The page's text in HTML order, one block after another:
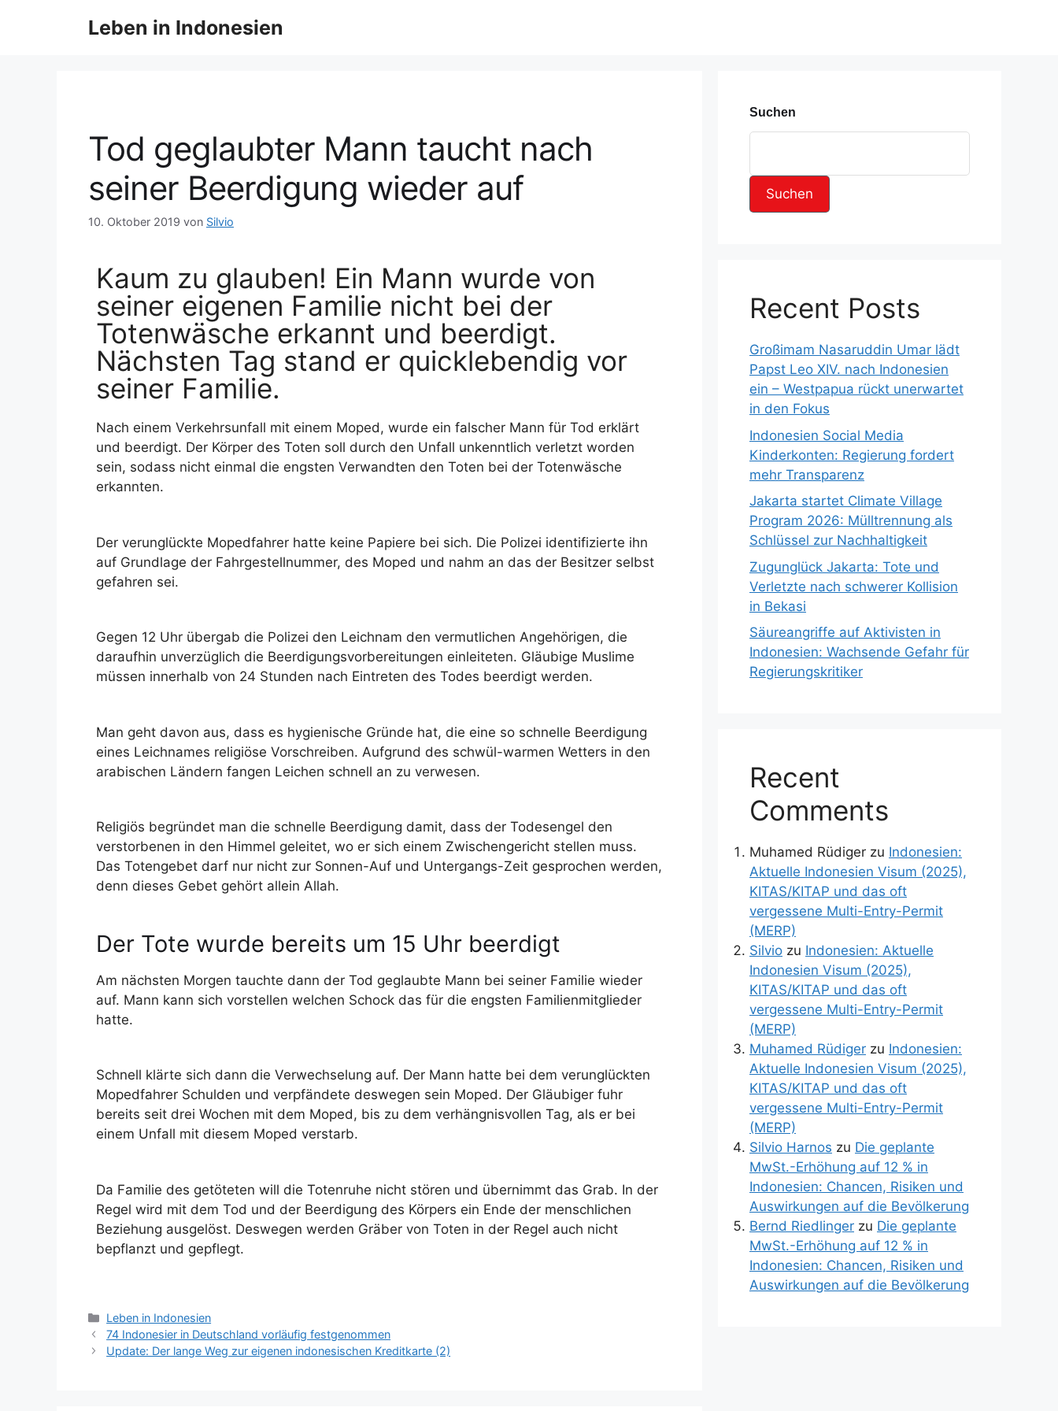
Leben in Indonesien
Tod geglaubter Mann taucht nach
seiner Beerdigung wieder auf
10. Oktober 2019 von Silvio
Kaum zu glauben! Ein Mann wurde von
seiner eigenen Familie nicht bei der
Totenwäsche erkannt und beerdigt.
Nächsten Tag stand er quicklebendig vor
seiner Familie.
Nach einem Verkehrsunfall mit einem Moped, wurde ein falscher Mann für Tod erklärt
und beerdigt. Der Körper des Toten soll durch den Unfall unkenntlich verletzt worden
sein, sodass nicht einmal die engsten Verwandten den Toten bei der Totenwäsche
erkannten.
Der verunglückte Mopedfahrer hatte keine Papiere bei sich. Die Polizei identifizierte ihn
auf Grundlage der Fahrgestellnummer, des Moped und nahm an das der Besitzer selbst
gefahren sei.
Gegen 12 Uhr übergab die Polizei den Leichnam den vermutlichen Angehörigen, die
daraufhin unverzüglich die Beerdigungsvorbereitungen einleiteten. Gläubige Muslime
müssen innerhalb von 24 Stunden nach Eintreten des Todes beerdigt werden.
Man geht davon aus, dass es hygienische Gründe hat, die eine so schnelle Beerdigung
eines Leichnames religiöse Vorschreiben. Aufgrund des schwül-warmen Wetters in den
arabischen Ländern fangen Leichen schnell an zu verwesen.
Religiös begründet man die schnelle Beerdigung damit, dass der Todesengel den
verstorbenen in den Himmel geleitet, wo er sich einem Zwischengericht stellen muss.
Das Totengebet darf nur nicht zur Sonnen-Auf und Untergangs-Zeit gesprochen werden,
denn dieses Gebet gehört allein Allah.
Der Tote wurde bereits um 15 Uhr beerdigt
Am nächsten Morgen tauchte dann der Tod geglaubte Mann bei seiner Familie wieder
auf. Mann kann sich vorstellen welchen Schock das für die engsten Familienmitglieder
hatte.
Schnell klärte sich dann die Verwechselung auf. Der Mann hatte bei dem verunglückten
Mopedfahrer Schulden und verpfändete deswegen sein Moped. Der Gläubiger fuhr
bereits seit drei Wochen mit dem Moped, bis zu dem verhängnisvollen Tag, als er bei
einem Unfall mit diesem Moped verstarb.
Da Familie des getöteten will die Totenruhe nicht stören und übernimmt das Grab. In der
Regel wird mit dem Tod und der Beerdigung des Körpers ein Ende der menschlichen
Beziehung ausgelöst. Deswegen werden Gräber von Toten in der Regel auch nicht
bepflanzt und gepflegt.
Leben in Indonesien
74 Indonesier in Deutschland vorläufig festgenommen
Update: Der lange Weg zur eigenen indonesischen Kreditkarte (2)
Suchen
Suchen
Recent Posts
Großimam Nasaruddin Umar lädt
Papst Leo XIV. nach Indonesien
ein – Westpapua rückt unerwartet
in den Fokus
Indonesien Social Media
Kinderkonten: Regierung fordert
mehr Transparenz
Jakarta startet Climate Village
Program 2026: Mülltrennung als
Schlüssel zur Nachhaltigkeit
Zugunglück Jakarta: Tote und
Verletzte nach schwerer Kollision
in Bekasi
Säureangriffe auf Aktivisten in
Indonesien: Wachsende Gefahr für
Regierungskritiker
Recent
Comments
Muhamed Rüdiger zu Indonesien:
Aktuelle Indonesien Visum (2025),
KITAS/KITAP und das oft
vergessene Multi-Entry-Permit
(MERP)
Silvio zu Indonesien: Aktuelle
Indonesien Visum (2025),
KITAS/KITAP und das oft
vergessene Multi-Entry-Permit
(MERP)
Muhamed Rüdiger zu Indonesien:
Aktuelle Indonesien Visum (2025),
KITAS/KITAP und das oft
vergessene Multi-Entry-Permit
(MERP)
Silvio Harnos zu Die geplante
MwSt.-Erhöhung auf 12 % in
Indonesien: Chancen, Risiken und
Auswirkungen auf die Bevölkerung
Bernd Riedlinger zu Die geplante
MwSt.-Erhöhung auf 12 % in
Indonesien: Chancen, Risiken und
Auswirkungen auf die Bevölkerung